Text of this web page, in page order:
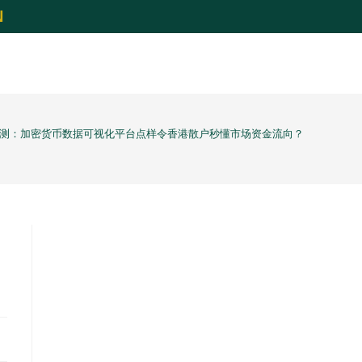
：加密货币数据可视化平台点样令香港散户秒懂市场资金流向？